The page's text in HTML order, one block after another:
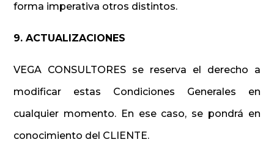
forma imperativa otros distintos.
9. ACTUALIZACIONES
VEGA CONSULTORES se reserva el derecho a
modificar estas Condiciones Generales en
cualquier momento. En ese caso, se pondrá en
conocimiento del CLIENTE.